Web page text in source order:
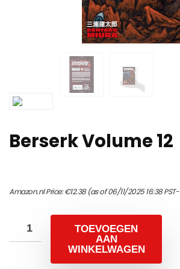
Berserk Volume 12
Amazon.nl Price:€12.38(as of 06/11/2025 16:38 PST-
TOEVOEGEN
AAN
WINKELWAGEN